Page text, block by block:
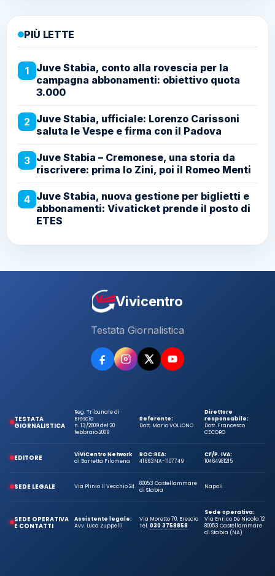
PIÙ LETTE
1
Juve Stabia, conto alla rovescia per la
campagna abbonamenti: obiettivo quota
3.000
2 Juve Stabia, ufficiale: Lorenzo Carissoni
saluta le Vespe e firma con il Padova
3 Juve Stabia – Cremonese, una storia da
riscrivere: prima lo Zini, poi il Romeo Menti
4 Juve Stabia, nuova gestione per biglietti e
abbonamenti: Vivaticket prende il posto di
ETES
Vivicentro
Testata Giornalistica
TESTATA
GIORNALISTICA
Reg. Tribunale di
Brescia
n. 13/2009 del 20
febbraio 2009
Referente:
Dott. Mario VOLLONO
Direttore
responsabile:
Dott. Francesco
CECORO
EDITORE
ViViCentro Network
di Barretta Filomena
ROC:
41663
REA:
NA-1107749
CF/P. IVA:
10464981215
SEDE LEGALE Via Plinio Il Vecchio 24
80053 Castellammare
di Stabia
Napoli
SEDE OPERATIVA
E CONTATTI
Assistente legale:
Avv. Luca Zuppelli
Via Moretto 70, Brescia
Tel.030 3758858
Sede operativa:
Via Enrico De Nicola 12
80053 Castellammare
di Stabia (NA)